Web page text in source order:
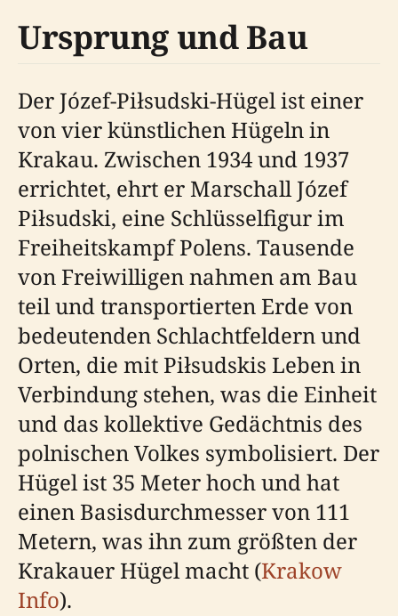
Ursprung und Bau
Der Józef-Piłsudski-Hügel ist einer
von vier künstlichen Hügeln in
Krakau. Zwischen 1934 und 1937
errichtet, ehrt er Marschall Józef
Piłsudski, eine Schlüsselfigur im
Freiheitskampf Polens. Tausende
von Freiwilligen nahmen am Bau
teil und transportierten Erde von
bedeutenden Schlachtfeldern und
Orten, die mit Piłsudskis Leben in
Verbindung stehen, was die Einheit
und das kollektive Gedächtnis des
polnischen Volkes symbolisiert. Der
Hügel ist 35 Meter hoch und hat
einen Basisdurchmesser von 111
Metern, was ihn zum größten der
Krakauer Hügel macht (Krakow
Info).